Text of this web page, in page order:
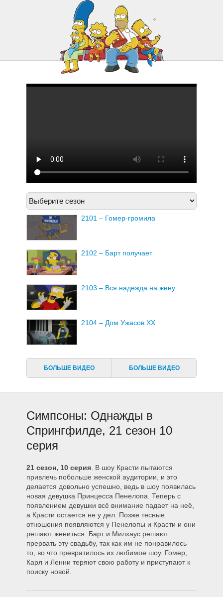
2121 – Грусть Письма Мо
2101 – Гомер-громила
2102 – Барт получает
2103 – Вся надежда на жену
2104 – Дом Ужасов ХХ
2107 – Деревенщины и мётлы
2109 – Четверги с Эйби
2110 – Однажды в Спрингфилде
2111 – Проблемка на Миллион
2112 – Мальчик и Кёрлочка
БОЛЬШЕ ВИДЕО БОЛЬШЕ ВИДЕО
Симпсоны: Однажды в
Спрингфилде, 21 сезон 10
серия
21 сезон, 10 серия . В шоу Красти пытаются
привлечь побольше женской аудитории, и это
делается довольно успешно, ведь в шоу появилась
новая девушка Принцесса Пенелопа. Теперь с
появлением девушки всё внимание падает на неё,
а Красти остается не у дел. Позже тесные
отношения появляются у Пенелопы и Красти и они
решают жениться. Барт и Милхаус решают
прервать эту свадьбу, так как им не понравилось
то, во что превратилось их любимое шоу. Гомер,
Карл и Ленни теряют свою работу и приступают к
поиску новой.